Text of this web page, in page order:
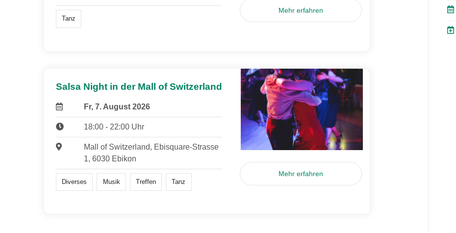
Tanz
Mehr erfahren
Salsa Night in der Mall of Switzerland
Fr, 7. August 2026
18:00 - 22:00 Uhr
Mall of Switzerland, Ebisquare-Strasse
1, 6030 Ebikon
Diverses Musik Treffen Tanz
Mehr erfahren